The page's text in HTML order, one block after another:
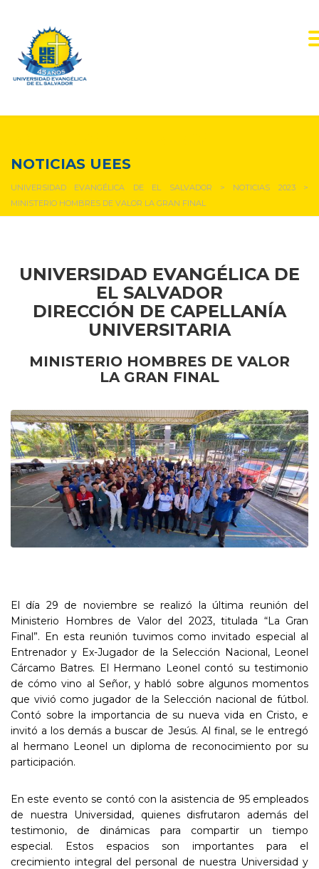
NOTICIAS UEES
UNIVERSIDAD EVANGÉLICA DE EL SALVADOR > NOTICIAS 2023>
MINISTERIO HOMBRES DE VALOR LA GRAN FINAL
UNIVERSIDAD EVANGÉLICA DE
EL SALVADOR
DIRECCIÓN DE CAPELLANÍA
UNIVERSITARIA
MINISTERIO HOMBRES DE VALOR
LA GRAN FINAL
El día 29 de noviembre se realizó la última reunión del
Ministerio Hombres de Valor del 2023, titulada “La Gran
Final”. En esta reunión tuvimos como invitado especial al
Entrenador y Ex-Jugador de la Selección Nacional, Leonel
Cárcamo Batres. El Hermano Leonel contó su testimonio
de cómo vino al Señor, y habló sobre algunos momentos
que vivió como jugador de la Selección nacional de fútbol.
Contó sobre la importancia de su nueva vida en Cristo, e
invitó a los demás a buscar de Jesús. Al final, se le entregó
al hermano Leonel un diploma de reconocimiento por su
participación.
En este evento se contó con la asistencia de 95 empleados
de nuestra Universidad, quienes disfrutaron además del
testimonio, de dinámicas para compartir un tiempo
especial. Estos espacios son importantes para el
crecimiento integral del personal de nuestra Universidad y